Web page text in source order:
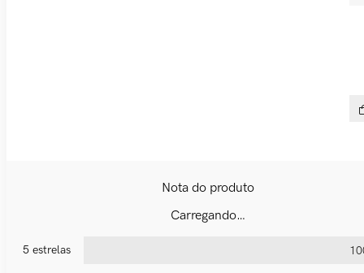
R$
Carregando…
5 estrelas